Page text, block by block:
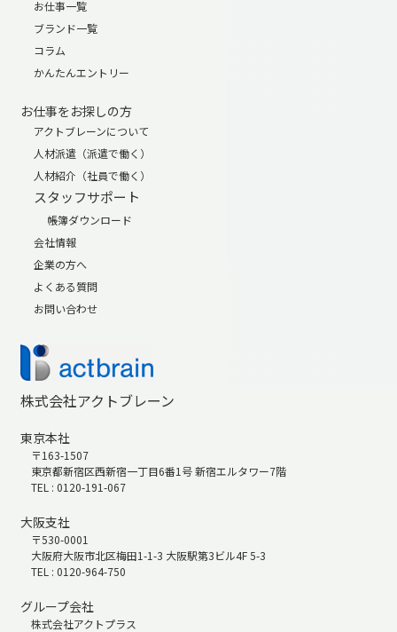
お仕事一覧
ブランド一覧
コラム
かんたんエントリー
お仕事をお探しの方
アクトブレーンについて
人材派遣（派遣で働く）
人材紹介（社員で働く）
スタッフサポート
帳簿ダウンロード
会社情報
企業の方へ
よくある質問
お問い合わせ
株式会社アクトブレーン
東京本社
〒163-1507
東京都新宿区西新宿一丁目6番1号 新宿エルタワー7階
TEL : 0120-191-067
大阪支社
〒530-0001
大阪府大阪市北区梅田1-1-3 大阪駅第3ビル4F 5-3
TEL : 0120-964-750
グループ会社
株式会社アクトプラス